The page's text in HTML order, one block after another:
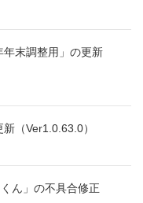
年末調整用」の更新
（Ver1.0.63.0）
ん」の不具合修正